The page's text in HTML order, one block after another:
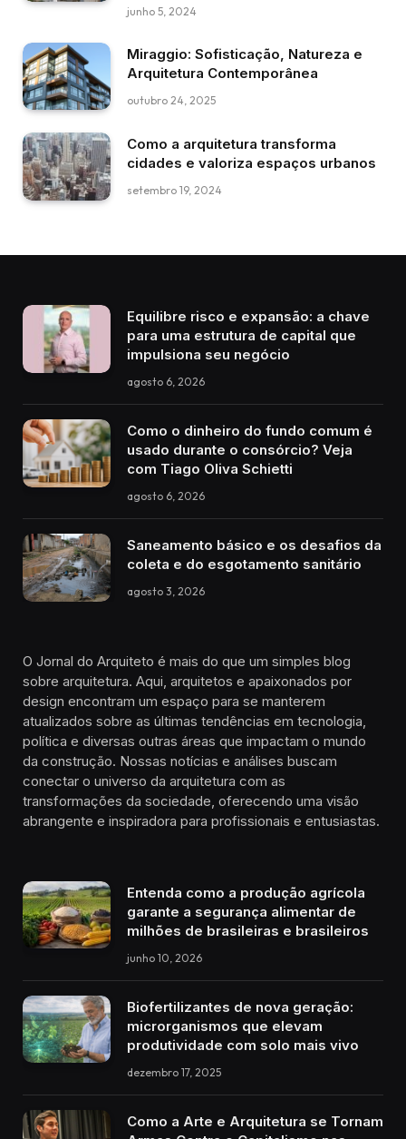
junho 5, 2024
Miraggio: Sofisticação, Natureza e
Arquitetura Contemporânea
outubro 24, 2025
Como a arquitetura transforma
cidades e valoriza espaços urbanos
setembro 19, 2024
Equilibre risco e expansão: a chave
para uma estrutura de capital que
impulsiona seu negócio
agosto 6, 2026
Como o dinheiro do fundo comum é
usado durante o consórcio? Veja
com Tiago Oliva Schietti
agosto 6, 2026
Saneamento básico e os desafios da
coleta e do esgotamento sanitário
agosto 3, 2026
O Jornal do Arquiteto é mais do que um simples blog
sobre arquitetura. Aqui, arquitetos e apaixonados por
design encontram um espaço para se manterem
atualizados sobre as últimas tendências em tecnologia,
política e diversas outras áreas que impactam o mundo
da construção. Nossas notícias e análises buscam
conectar o universo da arquitetura com as
transformações da sociedade, oferecendo uma visão
abrangente e inspiradora para profissionais e entusiastas.
Entenda como a produção agrícola
garante a segurança alimentar de
milhões de brasileiras e brasileiros
junho 10, 2026
Biofertilizantes de nova geração:
microrganismos que elevam
produtividade com solo mais vivo
dezembro 17, 2025
Como a Arte e Arquitetura se Tornam